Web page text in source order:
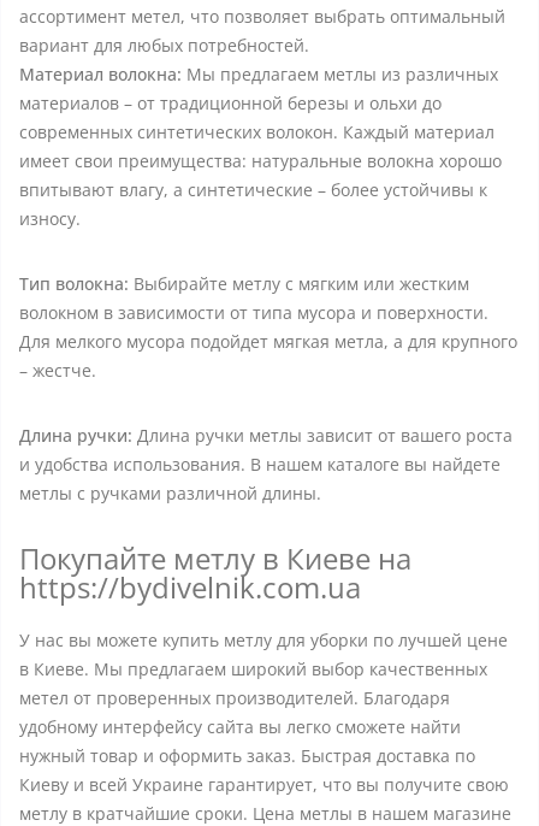
ассортимент метел, что позволяет выбрать оптимальный
вариант для любых потребностей.
Материал волокна: Мы предлагаем метлы из различных
материалов – от традиционной березы и ольхи до
современных синтетических волокон. Каждый материал
имеет свои преимущества: натуральные волокна хорошо
впитывают влагу, а синтетические – более устойчивы к
износу.
Тип волокна: Выбирайте метлу с мягким или жестким
волокном в зависимости от типа мусора и поверхности.
Для мелкого мусора подойдет мягкая метла, а для крупного
– жестче.
Длина ручки: Длина ручки метлы зависит от вашего роста
и удобства использования. В нашем каталоге вы найдете
метлы с ручками различной длины.
Покупайте метлу в Киеве на
https://bydivelnik.com.ua
У нас вы можете купить метлу для уборки по лучшей цене
в Киеве. Мы предлагаем широкий выбор качественных
метел от проверенных производителей. Благодаря
удобному интерфейсу сайта вы легко сможете найти
нужный товар и оформить заказ. Быстрая доставка по
Киеву и всей Украине гарантирует, что вы получите свою
метлу в кратчайшие сроки. Цена метлы в нашем магазине